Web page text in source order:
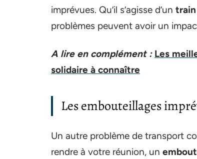
imprévues. Qu’il s’agisse d’un
problèmes peuvent avoir un
A lire en complément : Les
solidaire à connaître
Les embouteillages
Un autre problème de transport
rendre à votre réunion, un